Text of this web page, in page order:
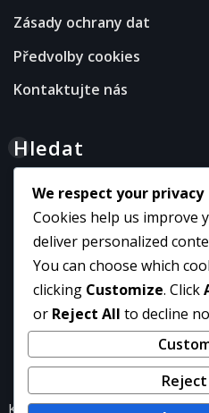
Zásady ochrany dat
Předvolby cookies
Kontaktujte nás
Hledat
Copyright © 2026 |
by
We respect your privacy
Cookies help us improve
deliver personalized
You can choose which
clicking Customize. Click
or Reject All to decline